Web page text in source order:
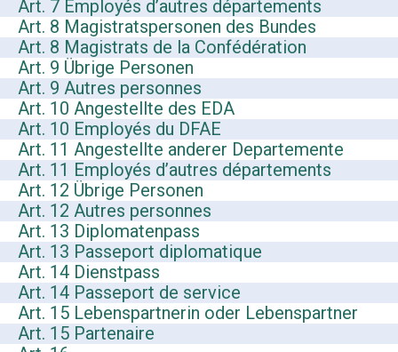
Art. 7 Employés d’autres départements
Art. 8 Magistratspersonen des Bundes
Art. 8 Magistrats de la Confédération
Art. 9 Übrige Personen
Art. 9 Autres personnes
Art. 10 Angestellte des EDA
Art. 10 Employés du DFAE
Art. 11 Angestellte anderer Departemente
Art. 11 Employés d’autres départements
Art. 12 Übrige Personen
Art. 12 Autres personnes
Art. 13 Diplomatenpass
Art. 13 Passeport diplomatique
Art. 14 Dienstpass
Art. 14 Passeport de service
Art. 15 Lebenspartnerin oder Lebenspartner
Art. 15 Partenaire